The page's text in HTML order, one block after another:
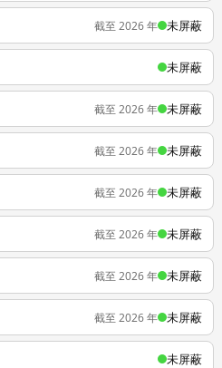
截至 2026 年 未屏蔽
未屏蔽
截至 2026 年 未屏蔽
截至 2026 年 未屏蔽
截至 2026 年 未屏蔽
截至 2026 年 未屏蔽
截至 2026 年 未屏蔽
截至 2026 年 未屏蔽
未屏蔽